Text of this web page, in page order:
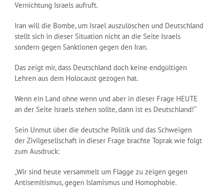
Vernichtung Israels aufruft.
Iran will die Bombe, um Israel auszulöschen und Deutschland
stellt sich in dieser Situation nicht an die Seite Israels
sondern gegen Sanktionen gegen den Iran.
Das zeigt mir, dass Deutschland doch keine endgültigen
Lehren aus dem Holocaust gezogen hat.
Wenn ein Land ohne wenn und aber in dieser Frage HEUTE
an der Seite Israels stehen sollte, dann ist es Deutschland!“
Sein Unmut über die deutsche Politik und das Schweigen
der Zivilgesellschaft in dieser Frage brachte Toprak wie folgt
zum Ausdruck:
„Wir sind heute versammelt um Flagge zu zeigen gegen
Antisemitismus, gegen Islamismus und Homophobie.